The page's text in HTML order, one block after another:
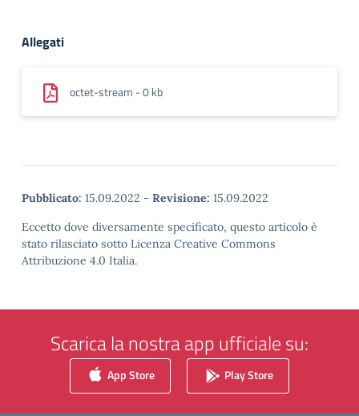
Allegati
octet-stream - 0 kb
Pubblicato: 15.09.2022 - Revisione: 15.09.2022
Eccetto dove diversamente specificato, questo articolo è
stato rilasciato sotto Licenza Creative Commons
Attribuzione 4.0 Italia.
Scarica la nostra app ufficiale su:
App Store Play Store